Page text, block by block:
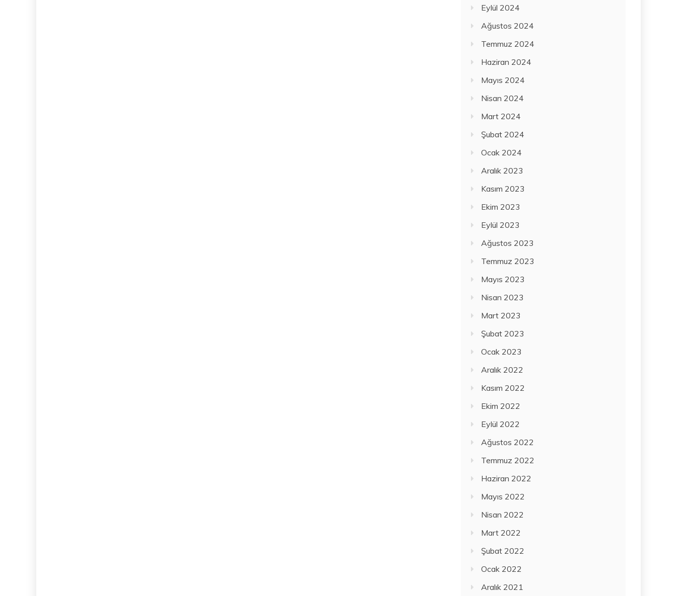
Eylül 2024
Ağustos 2024
Temmuz 2024
Haziran 2024
Mayıs 2024
Nisan 2024
Mart 2024
Şubat 2024
Ocak 2024
Aralık 2023
Kasım 2023
Ekim 2023
Eylül 2023
Ağustos 2023
Temmuz 2023
Mayıs 2023
Nisan 2023
Mart 2023
Şubat 2023
Ocak 2023
Aralık 2022
Kasım 2022
Ekim 2022
Eylül 2022
Ağustos 2022
Temmuz 2022
Haziran 2022
Mayıs 2022
Nisan 2022
Mart 2022
Şubat 2022
Ocak 2022
Aralık 2021